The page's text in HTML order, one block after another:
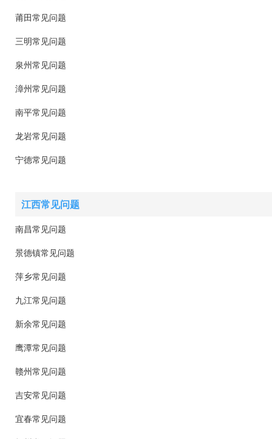
莆田常见问题
三明常见问题
泉州常见问题
漳州常见问题
南平常见问题
龙岩常见问题
宁德常见问题
江西常见问题
南昌常见问题
景德镇常见问题
萍乡常见问题
九江常见问题
新余常见问题
鹰潭常见问题
赣州常见问题
吉安常见问题
宜春常见问题